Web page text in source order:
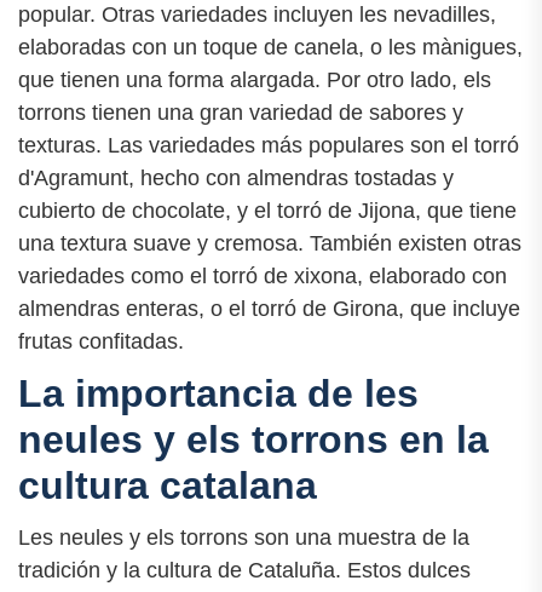
popular. Otras variedades incluyen les nevadilles,
elaboradas con un toque de canela, o les mànigues,
que tienen una forma alargada. Por otro lado, els
torrons tienen una gran variedad de sabores y
texturas. Las variedades más populares son el torró
d'Agramunt, hecho con almendras tostadas y
cubierto de chocolate, y el torró de Jijona, que tiene
una textura suave y cremosa. También existen otras
variedades como el torró de xixona, elaborado con
almendras enteras, o el torró de Girona, que incluye
frutas confitadas.
La importancia de les
neules y els torrons en la
cultura catalana
Les neules y els torrons son una muestra de la
tradición y la cultura de Cataluña. Estos dulces